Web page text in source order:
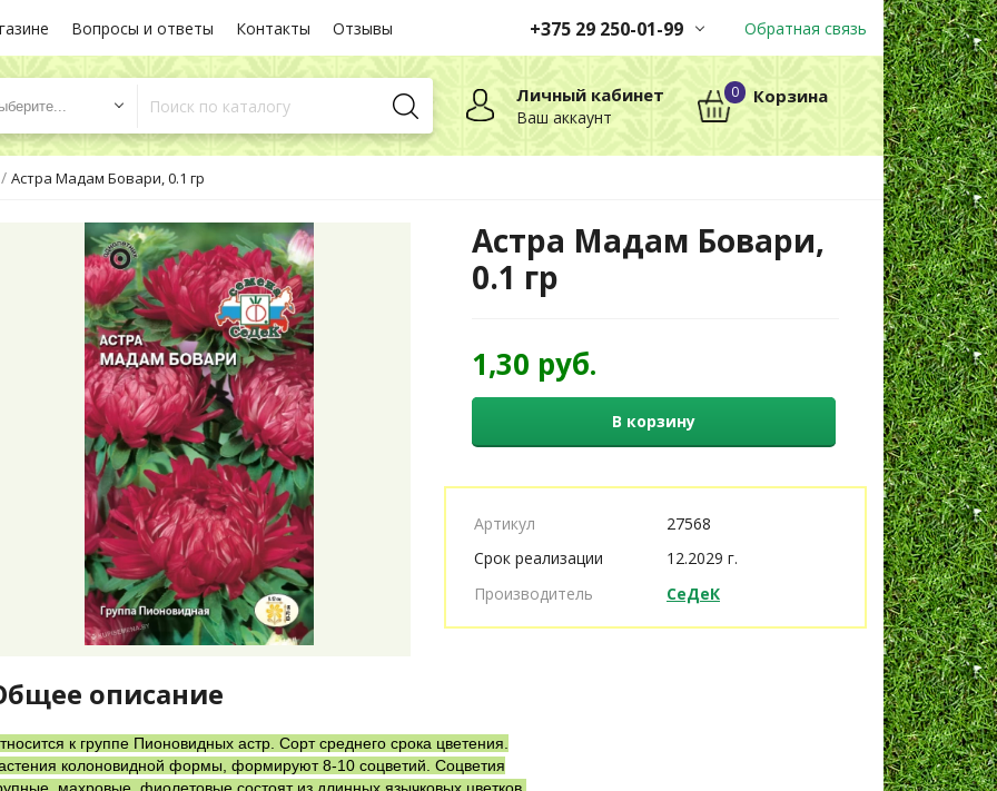
Вопросы и ответы Контакты Отзывы +375 29 250-01-99
автоматически через корзину
круглосуточно без выходных
Обратная связь
Личный кабинет
Ваш аккаунт
0 Корзина
/ Астра Мадам Бовари, 0.1 гр
Астра Мадам Бовари,
0.1 гр
1,30 руб.
В корзину
Артикул
27568
Срок реализации
12.2029 г.
Производитель
СеДеК
описание
к группе Пионовидных астр. Сорт среднего срока цветения.
колоновидной формы, формируют 8-10 соцветий. Соцветия